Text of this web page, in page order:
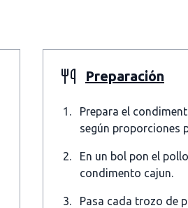
Preparación
Prepara el
según proporciones
En un bol pon el
condimento cajun.
Pasa cada trozo de